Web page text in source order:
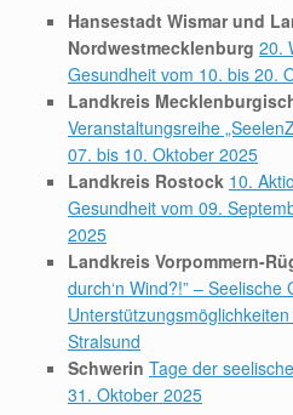
Hansestadt Wismar und
Nordwestmecklenburg 20.
Gesundheit vom 10. bis 20.
Landkreis
Veranstaltungsreihe
07. bis 10. Oktober 2025
Landkreis Rostock 10.
Gesundheit vom 09.
2025
Landkreis Vorpommern-
durch‘n Wind?!” –
Stralsund
Schwerin Tage der
31. Oktober 2025